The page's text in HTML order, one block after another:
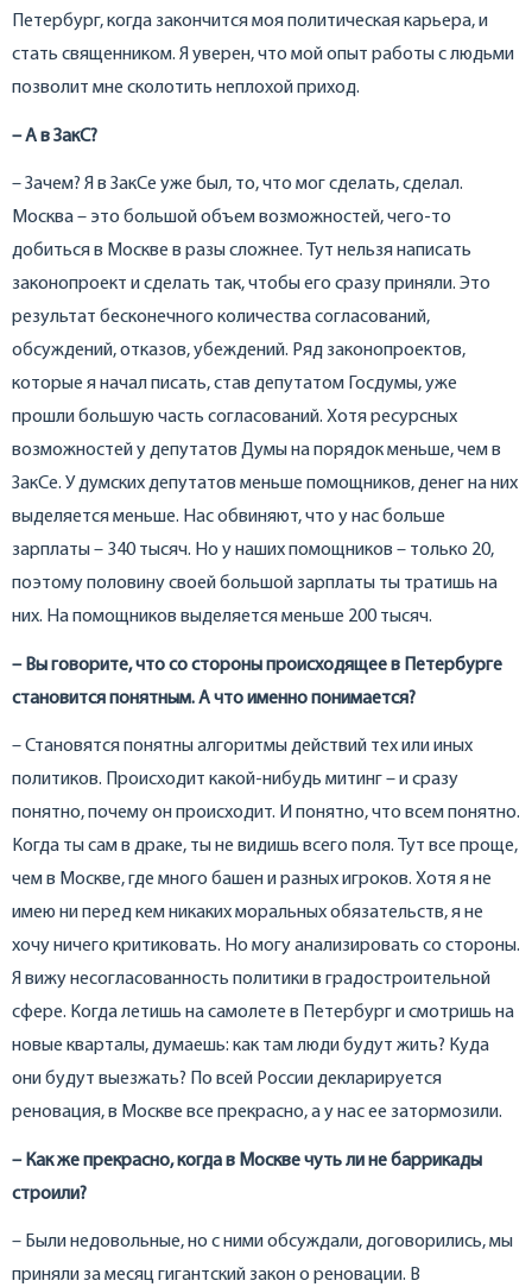
Петербург, когда закончится моя политическая карьера, и
стать священником. Я уверен, что мой опыт работы с людьми
позволит мне сколотить неплохой приход.
– А в ЗакС?
– Зачем? Я в ЗакСе уже был, то, что мог сделать, сделал.
Москва – это большой объем возможностей, чего-то
добиться в Москве в разы сложнее. Тут нельзя написать
законопроект и сделать так, чтобы его сразу приняли. Это
результат бесконечного количества согласований,
обсуждений, отказов, убеждений. Ряд законопроектов,
которые я начал писать, став депутатом Госдумы, уже
прошли большую часть согласований. Хотя ресурсных
возможностей у депутатов Думы на порядок меньше, чем в
ЗакСе. У думских депутатов меньше помощников, денег на них
выделяется меньше. Нас обвиняют, что у нас больше
зарплаты – 340 тысяч. Но у наших помощников – только 20,
поэтому половину своей большой зарплаты ты тратишь на
них. На помощников выделяется меньше 200 тысяч.
– Вы говорите, что со стороны происходящее в Петербурге
становится понятным. А что именно понимается?
– Становятся понятны алгоритмы действий тех или иных
политиков. Происходит какой-нибудь митинг – и сразу
понятно, почему он происходит. И понятно, что всем понятно.
Когда ты сам в драке, ты не видишь всего поля. Тут все проще,
чем в Москве, где много башен и разных игроков. Хотя я не
имею ни перед кем никаких моральных обязательств, я не
хочу ничего критиковать. Но могу анализировать со стороны.
Я вижу несогласованность политики в градостроительной
сфере. Когда летишь на самолете в Петербург и смотришь на
новые кварталы, думаешь: как там люди будут жить? Куда
они будут выезжать? По всей России декларируется
реновация, в Москве все прекрасно, а у нас ее затормозили.
– Как же прекрасно, когда в Москве чуть ли не баррикады
строили?
– Были недовольные, но с ними обсуждали, договорились, мы
приняли за месяц гигантский закон о реновации. В